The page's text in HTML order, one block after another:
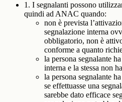
1. I segnalanti possono
quindi ad ANAC quando:
non è prevista
segnalazione interna
obbligatorio, non è
conforme a quanto
la persona segnalante
interna e la stessa non
la persona segnalante
se effettuasse una
sarebbe dato efficace